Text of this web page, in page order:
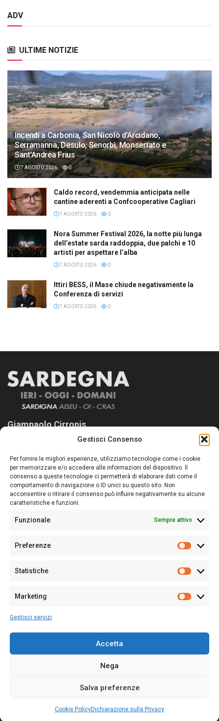
Gestisci Consenso
Per fornire le migliori esperienze, utilizziamo tecnologie come i cookie
per memorizzare e/o accedere alle informazioni del dispositivo. Il
consenso a queste tecnologie ci permetterà di elaborare dati come il
comportamento di navigazione o ID unici su questo sito. Non
acconsentire o ritirare il consenso può influire negativamente su alcune
caratteristiche e funzioni.
Funzionale Sempre attivo
Preferenze
Statistiche
Marketing
Gestisci servizi
Accetta
Nega
Salva preferenze
Cookie PolicyDichiarazione sulla Privacy
ADV
ULTIME NOTIZIE
Incendi a Carbonia, San Nicolò d’Arcidano,
Serramanna, Desulo, Senorbì, Monserrato e
Sant’Andrea Frius
7 AGOSTO 2026 0
Caldo record, vendemmia anticipata nelle
cantine aderenti a Confcooperative Cagliari
7 AGOSTO 2026 0
Nora Summer Festival 2026, la notte più lunga
dell’estate sarda raddoppia, due palchi e 10
artisti per aspettare l’alba
7 AGOSTO 2026 0
Ittiri BESS, il Mase chiude negativamente la
Conferenza di servizi
7 AGOSTO 2026 0
Giampaolo Cirronis
Sardegna Ieri-Oggi-Domani nasce per informare “liberamente” i
lettori su quanto accade in Sardegna, con un occhio rivolto al
nostro passato e, soprattutto, al nostro futuro
Follow Us
Sede:Via Cristoforo Colombo 09013 Carbonia
Partita IVA02270380922
128/2020 del 10/02/2020
Per la Pubblicità:
Sardegna Ieri-Oggi-Domani- Tutti i diritti sono riservati -